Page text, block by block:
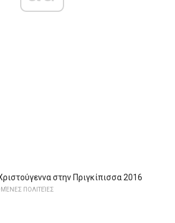
στην Πριγκίπισσα 2016
ΠΟΛΙΤΕΊΕΣ